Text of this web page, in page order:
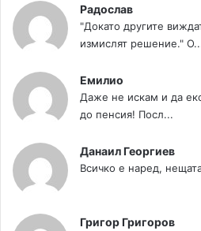
Радослав
"Докато другите
измислят решение."
Емилио
Даже не искам и да
до пенсия! Посл...
Данаил Георгиев
Всичко е наред,
Григор Григоров